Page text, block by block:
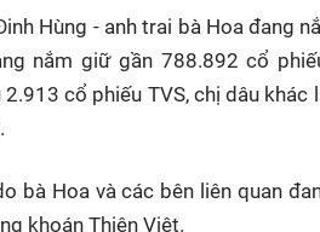
Hùng - anh trai bà Hoa đang
nắm giữ gần 788.892 cổ
cổ phiếu TVS, chị dâu
bà Hoa và các bên liên quan
khoán Thiên Việt.